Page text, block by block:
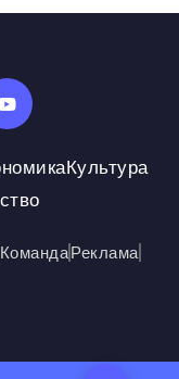
Культура
КомандаРеклама